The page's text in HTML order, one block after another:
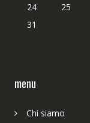
24
25
31
menu
Chi siamo